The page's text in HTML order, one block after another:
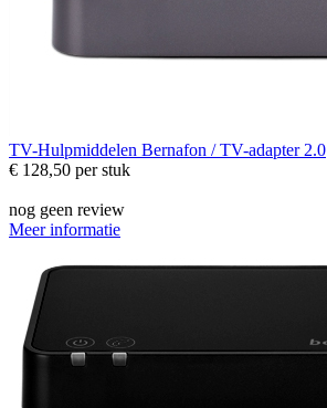
TV-Hulpmiddelen Bernafon / TV-adapter 2.0
€ 128,50 per stuk
nog geen review
Meer informatie